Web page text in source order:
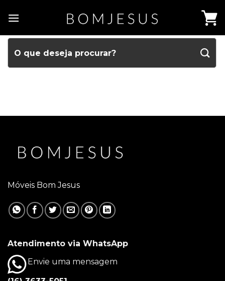
Móveis Bom Jesus
Atendimento via WhatsApp
Envie uma mensagem